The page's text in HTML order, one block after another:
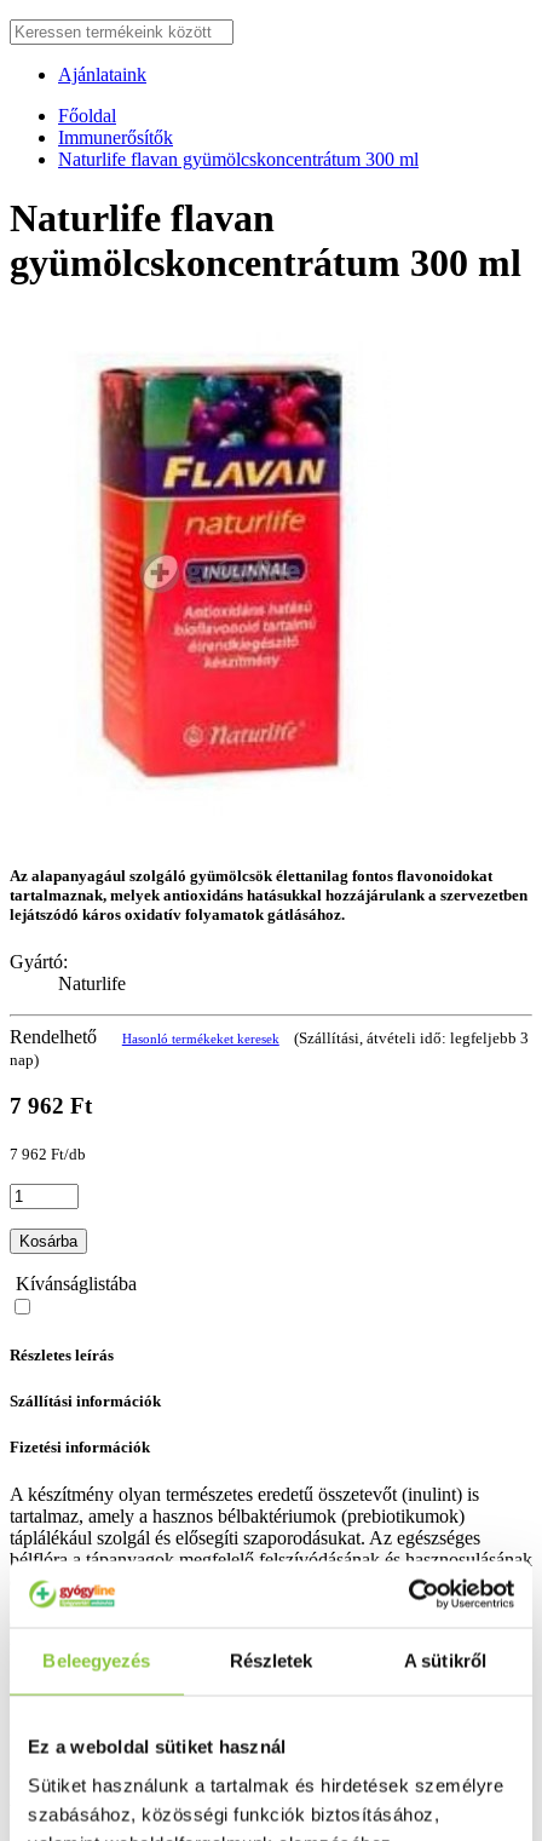
Beleegyezés Részletek A sütikről
Ez a weboldal sütiket használ
Sütiket használunk a tartalmak és hirdetések személyre
szabásához, közösségi funkciók biztosításához,
Ajánlataink
Főoldal
Immunerősítők
Naturlife flavan gyümölcskoncentrátum 300 ml
Naturlife flavan
gyümölcskoncentrátum 300 ml
Az alapanyagául szolgáló gyümölcsök élettanilag fontos flavonoidokat
tartalmaznak, melyek antioxidáns hatásukkal hozzájárulank a szervezetben
lejátszódó káros oxidatív folyamatok gátlásához.
Gyártó:
Naturlife
Rendelhető Hasonló termékeket keresek
(Szállítási, átvételi idő: legfeljebb 3
nap)
7 962 Ft
7 962 Ft/db
Kosárba
Kívánságlistába
Részletes leírás
Szállítási információk
Fizetési információk
A készítmény olyan természetes eredetű összetevőt (inulint) is
tartalmaz, amely a hasznos bélbaktériumok (prebiotikumok)
táplálékául szolgál és elősegíti szaporodásukat. Az egészséges
bélflóra a tápanyagok megfelelő felszívódásának és hasznosulásának
egyik előfeltétele.
Valós gyógyszertári háttér